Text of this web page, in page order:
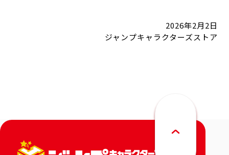
2026年2月2日
ジャンプキャラクターズストア